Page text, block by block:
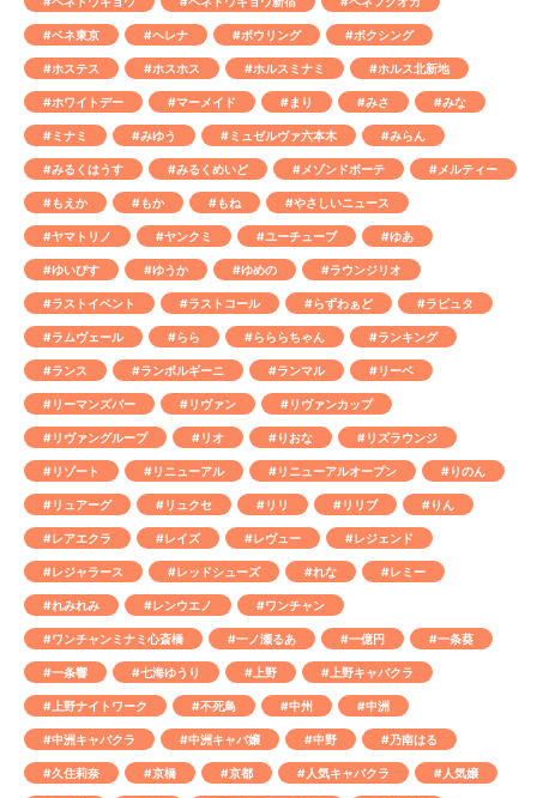
#ベネ東京 #ヘレナ #ボウリング #ボクシング
#ホステス #ホスホス #ホルスミナミ #ホルス北新地
#ホワイトデー #マーメイド #まり #みさ #みな
#ミナミ #みゆう #ミュゼルヴァ六本木 #みらん
#みるくはうす #みるくめいど #メゾンドボーテ #メルティー
#もえか #もか #もね #やさしいニュース
#ヤマトリノ #ヤンクミ #ユーチューブ #ゆあ
#ゆいぴす #ゆうか #ゆめの #ラウンジリオ
#ラストイベント #ラストコール #らずわぁど #ラピュタ
#ラムヴェール #らら #らららちゃん #ランキング
#ランス #ランボルギーニ #ランマル #リーベ
#リーマンズバー #リヴァン #リヴァンカップ
#リヴァングループ #リオ #りおな #リズラウンジ
#リゾート #リニューアル #リニューアルオープン #りのん
#リュアーグ #リュクセ #リリ #リリブ #りん
#レアエクラ #レイズ #レヴュー #レジェンド
#レジャラース #レッドシューズ #れな #レミー
#れみれみ #レンウエノ #ワンチャン
#ワンチャンミナミ心斎橋 #一ノ瀬るあ #一億円 #一条葵
#一条響 #七海ゆうり #上野 #上野キャバクラ
#上野ナイトワーク #不死鳥 #中州 #中洲
#中洲キャバクラ #中洲キャバ嬢 #中野 #乃南はる
#久住莉奈 #京橋 #京都 #人気キャバクラ #人気嬢